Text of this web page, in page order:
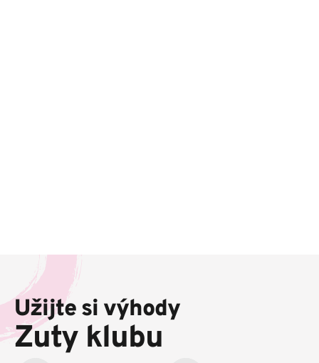
a
í
Užijte si výhody
Zuty klubu